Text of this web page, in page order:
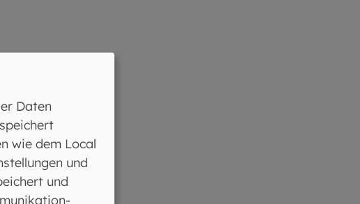
Daten
wie dem Local
und
und